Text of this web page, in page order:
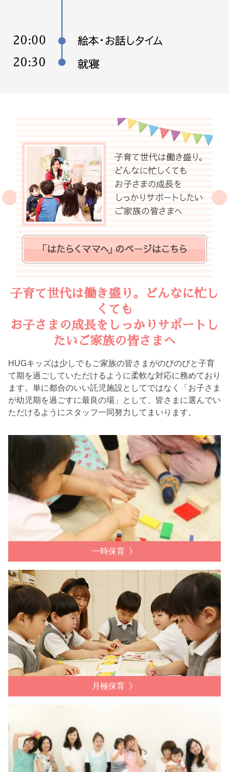
子育て世代は働き盛り。どんなに忙し
くても
お子さまの成長をしっかりサポートし
たいご家族の皆さまへ
HUGキッズは少しでもご家族の皆さまがのびのびと子育
て期を過ごしていただけるように柔軟な対応に務めており
ます。単に都合のいい託児施設としてではなく「お子さま
が幼児期を過ごすに最良の場」として、皆さまに選んでい
ただけるようにスタッフ一同努力してまいります。
一時保育
月極保育